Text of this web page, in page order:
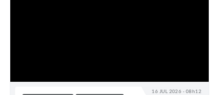
16 JUL 2026 - 08h12